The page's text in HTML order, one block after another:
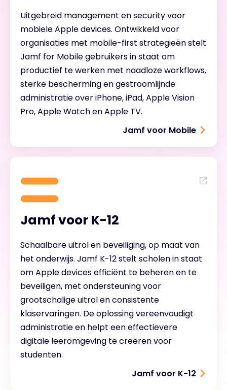
Uitgebreid management en security voor
mobiele Apple devices. Ontwikkeld voor
organisaties met mobile-first strategieën stelt
Jamf for Mobile gebruikers in staat om
productief te werken met naadloze workflows,
sterke bescherming en gestroomlijnde
administratie over iPhone, iPad, Apple Vision
Pro, Apple Watch en Apple TV.
Jamf voor Mobile
Jamf voor K-12
Schaalbare uitrol en beveiliging, op maat van
het onderwijs. Jamf K-12 stelt scholen in staat
om Apple devices efficiënt te beheren en te
beveiligen, met ondersteuning voor
grootschalige uitrol en consistente
klaservaringen. De oplossing vereenvoudigt
administratie en helpt een effectievere
digitale leeromgeving te creëren voor
studenten.
Jamf voor K-12